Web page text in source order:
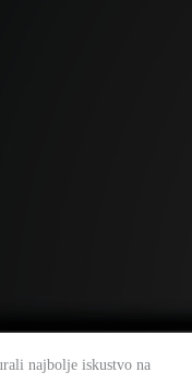
najbolje iskustvo na